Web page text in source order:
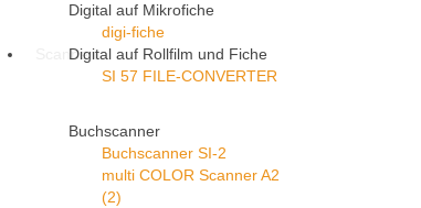
Digital auf Mikrofiche
digi-fiche
Digital auf Rollfilm und Fiche
SI 57 FILE-CONVERTER
Scannen
Buchscanner
Buchscanner SI-2
multi COLOR Scanner A2
(2)